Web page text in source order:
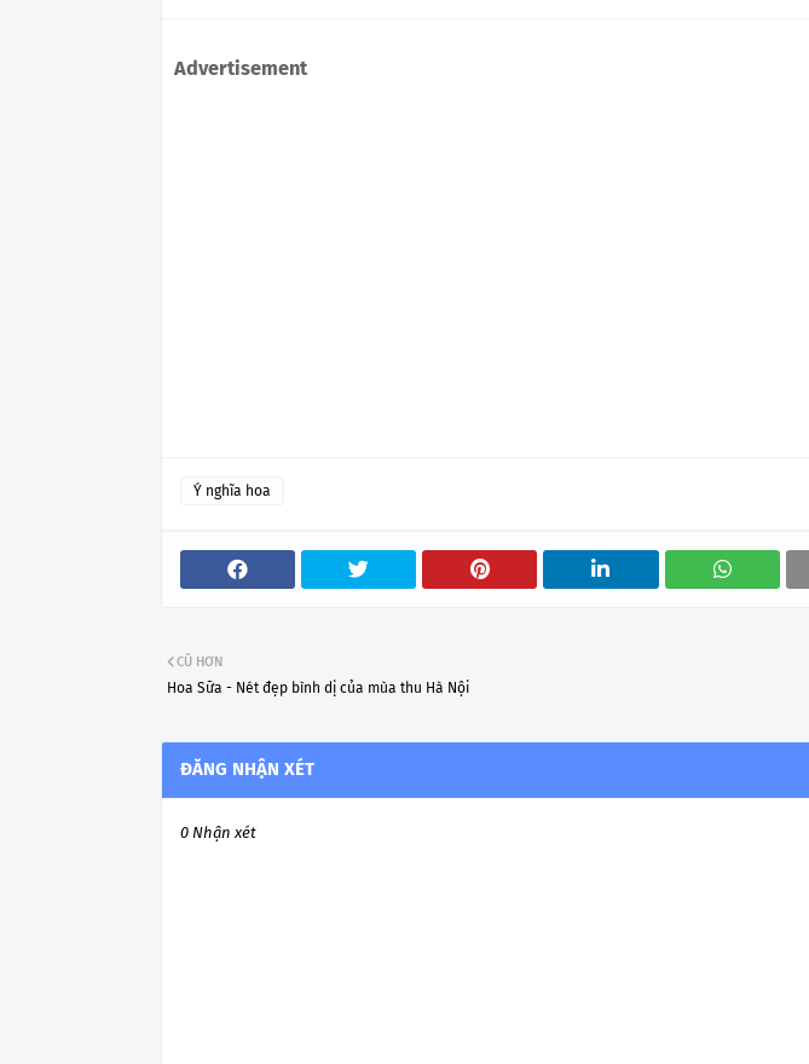
Advertisement
Ý nghĩa hoa
CŨ HƠN
Hoa Sữa - Nét đẹp bình dị của mùa thu Hà Nội
ĐĂNG NHẬN XÉT
0 Nhận xét